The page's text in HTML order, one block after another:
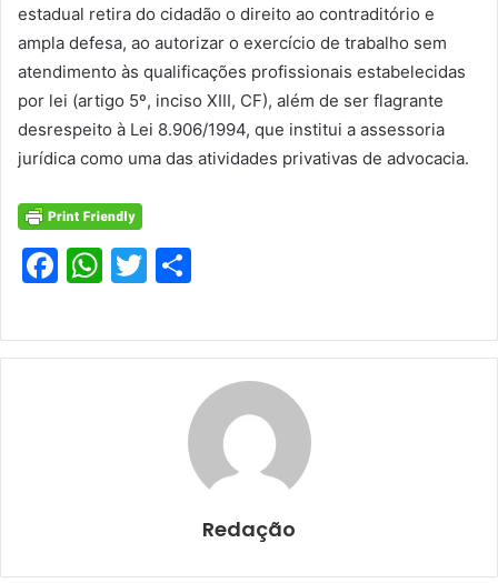
estadual retira do cidadão o direito ao contraditório e
ampla defesa, ao autorizar o exercício de trabalho sem
atendimento às qualificações profissionais estabelecidas
por lei (artigo 5º, inciso XIII, CF), além de ser flagrante
desrespeito à Lei 8.906/1994, que institui a assessoria
jurídica como uma das atividades privativas de advocacia.
F
c
e
W
at
s
T
itt
er
ar
e
Redação